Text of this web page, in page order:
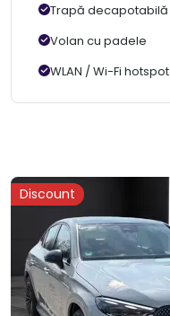
Trapă decapotabilă
Volan cu padele
WLAN / Wi-Fi hotspot
Discount